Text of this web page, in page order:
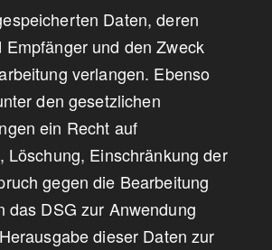
Daten, deren
Empfänger und den Zweck
verlangen. Ebenso
den gesetzlichen
ein Recht auf
Löschung, Einschränkung der
gegen die Bearbeitung
das DSG zur Anwendung
dieser Daten zur